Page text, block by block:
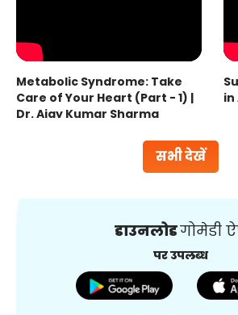
सभी देखें
Metabolic Syndrome: Take
Care of Your Heart (Part - 1) |
Dr. Ajay Kumar Sharma
in
डाउनलोडगोमेडी
पर उपलब्ध